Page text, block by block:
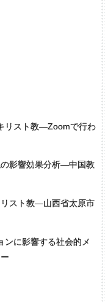
リスト教―Zoomで行わ
影響効果分析―中国教
スト教―山西省太原市
ンに影響する社会的メ